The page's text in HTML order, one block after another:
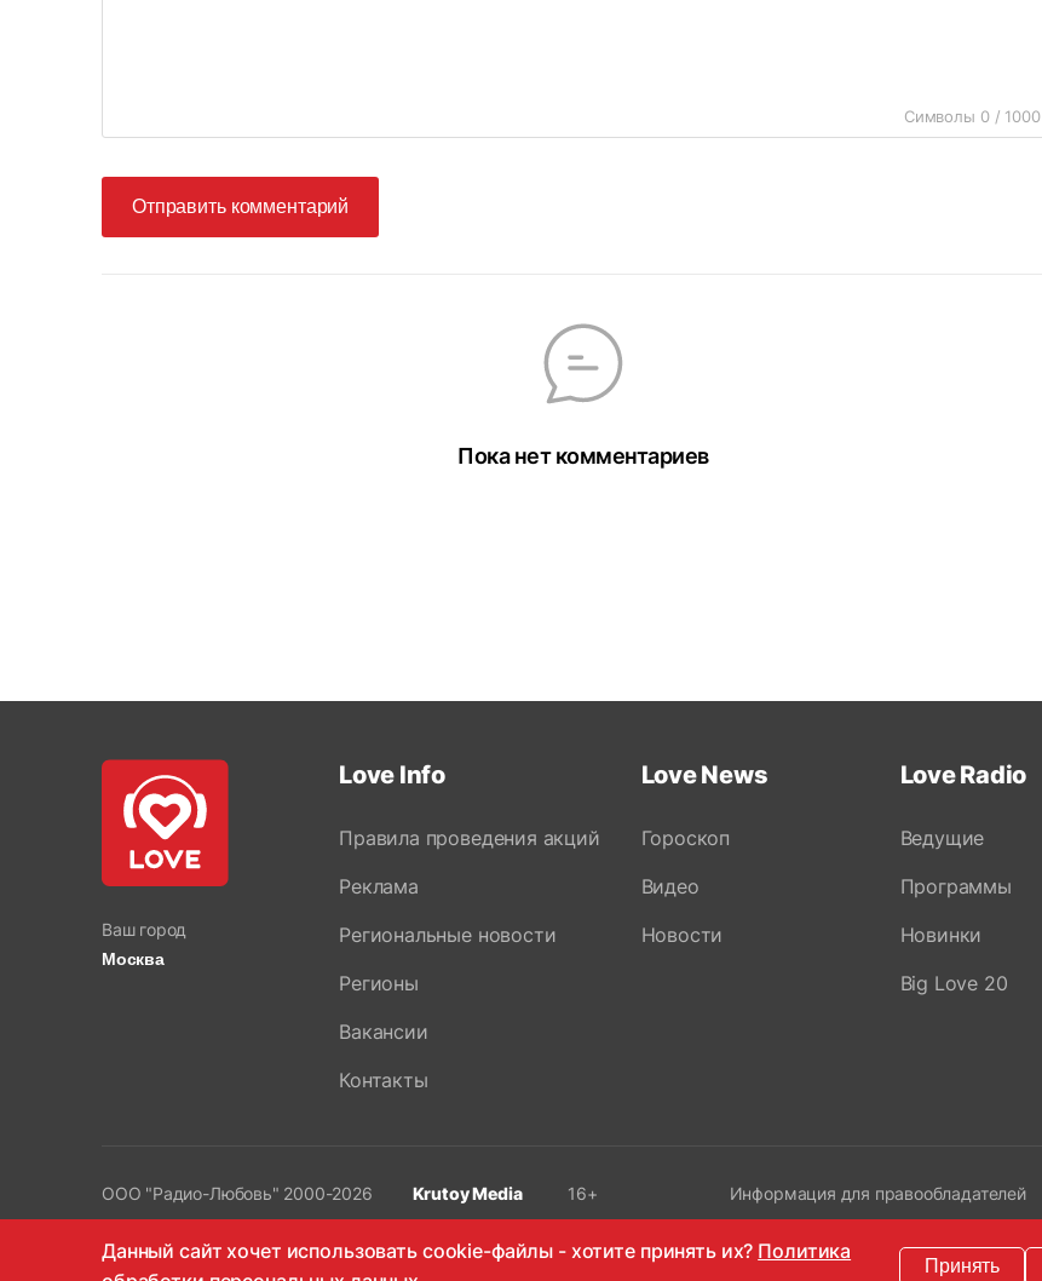
Символы 0 / 1000
Отправить комментарий
Пока нет комментариев
Ваш город
Москва
Love Info
Правила проведения акций
Реклама
Региональные новости
Регионы
Вакансии
Контакты
Love News
Гороскоп
Видео
Новости
Love Radio
Ведущие
Программы
Новинки
Big Love 20
OOO "Радио-Любовь" 2000-2026 Krutoy Media 16+ Информация для правообладателей
Данный сайт хочет использовать cookie-файлы - хотите принять их? Политика
Принять